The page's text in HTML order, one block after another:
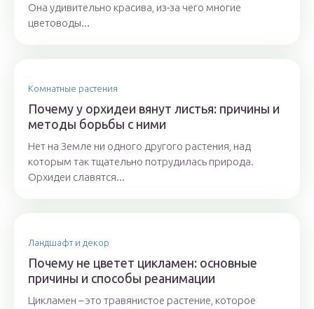
Она удивительно красива, из-за чего многие
цветоводы...
Комнатные растения
Почему у орхидеи вянут листья: причины и
методы борьбы с ними
Нет на Земле ни одного другого растения, над
которым так тщательно потрудилась природа.
Орхидеи славятся...
Ландшафт и декор
Почему не цветет цикламен: основные
причины и способы реанимации
Цикламен – это травянистое растение, которое